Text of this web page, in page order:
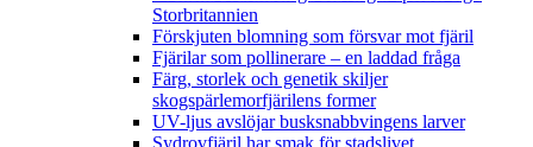
Storbritannien
Förskjuten blomning som försvar mot fjäril
Fjärilar som pollinerare – en laddad fråga
Färg, storlek och genetik skiljer
skogspärlemorfjärilens former
UV-ljus avslöjar busksnabbvingens larver
Sydrovfjäril har smak för stadslivet